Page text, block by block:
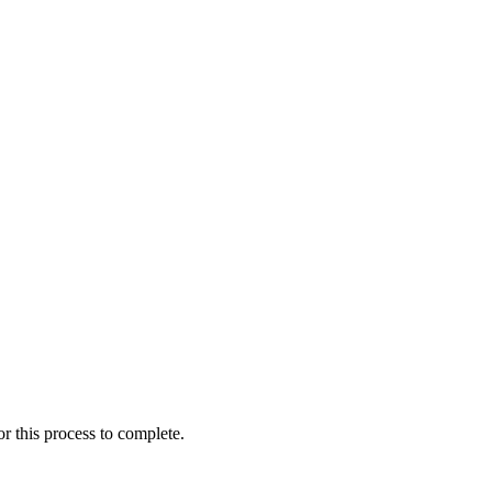
this process to complete.